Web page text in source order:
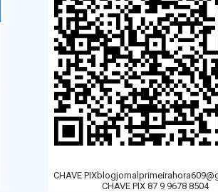
CHAVE
CHAVE PIX 87 9 9678 8504